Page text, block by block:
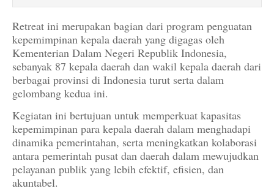
Retreat ini merupakan bagian dari program penguatan
kepemimpinan kepala daerah yang digagas oleh
Kementerian Dalam Negeri Republik Indonesia,
sebanyak 87 kepala daerah dan wakil kepala daerah dari
berbagai provinsi di Indonesia turut serta dalam
gelombang kedua ini.
Kegiatan ini bertujuan untuk memperkuat kapasitas
kepemimpinan para kepala daerah dalam menghadapi
dinamika pemerintahan, serta meningkatkan kolaborasi
antara pemerintah pusat dan daerah dalam mewujudkan
pelayanan publik yang lebih efektif, efisien, dan
akuntabel.